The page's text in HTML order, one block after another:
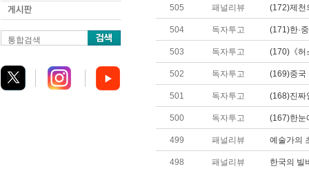
통합검색
505 패널리뷰 (172)제천
504 독자투고 (171)한·
503 독자투고 (170)《허
502 독자투고 (169)중국
501 독자투고 (168)진짜
500 독자투고 (167)한눈
499 패널리뷰 예술가의
498 패널리뷰 한국의 빌